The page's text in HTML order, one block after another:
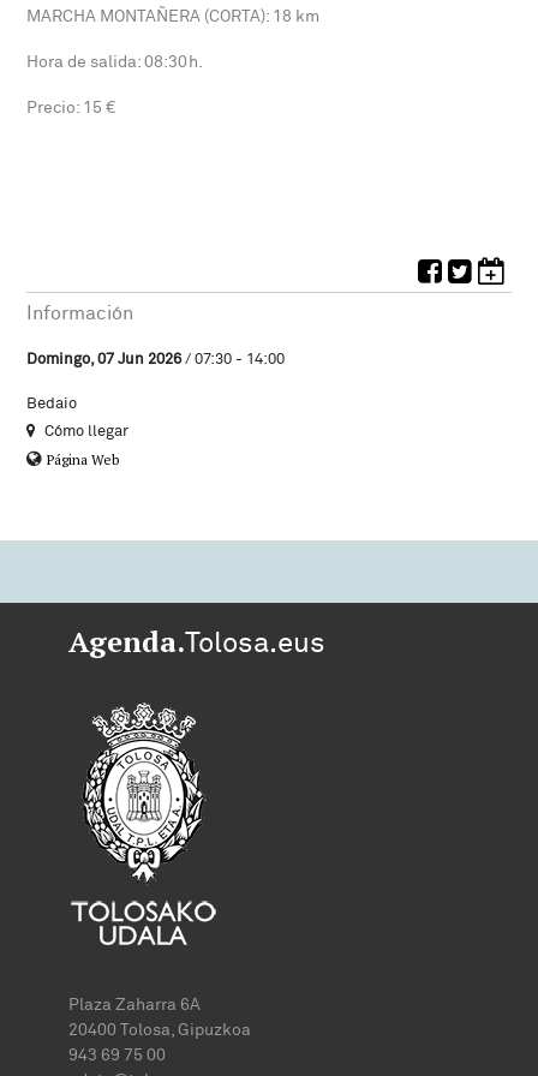
MARCHA MONTAÑERA (CORTA): 18 km
Hora de salida: 08:30h.
Precio: 15 €
Información
Domingo, 07 Jun 2026/ 07:30 - 14:00
Bedaio
Cómo llegar
Página Web
Agenda.Tolosa.eus
Plaza Zaharra 6A
20400 Tolosa, Gipuzkoa
943 69 75 00